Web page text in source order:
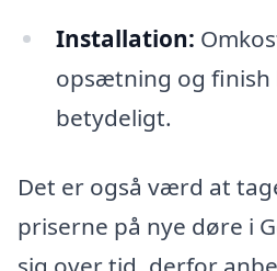
Installation:
opsætning og finish
betydeligt.
Det er også værd at
priserne på nye døre i